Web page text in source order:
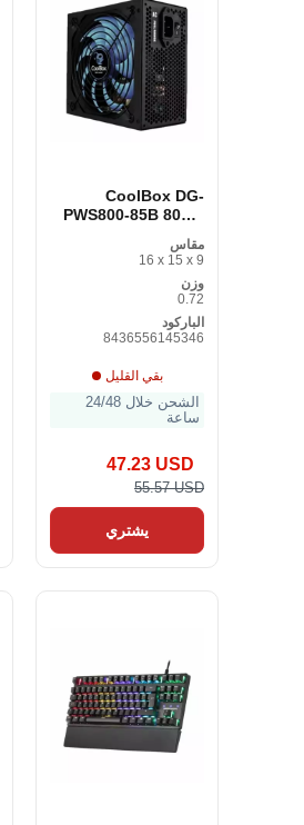
CoolBox DG-
PWS800-85B 800W
Supply
مقاس
16 x 15 x 9
وزن
0.72
الباركود
8436556145346
بقي القليل
الشحن خلال 24/48
ساعة
47.23 USD
55.57 USD
يشتري